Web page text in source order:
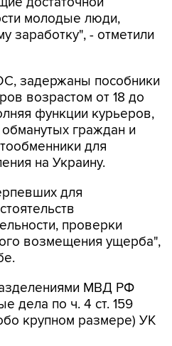
заработку", - отметили
задержаны пособники
функции курьеров,
граждан и
для
на Украину.
для
проверки
возмещения ущерба",
МВД РФ
крупном размере) УК
и курьерам